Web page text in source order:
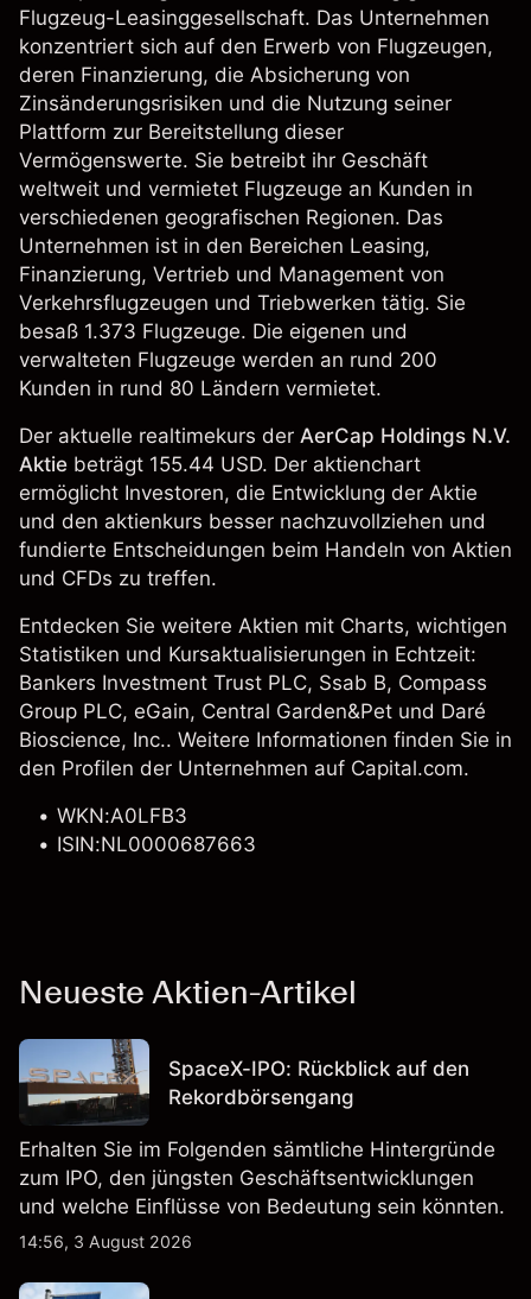
Flugzeug-Leasinggesellschaft. Das Unternehmen
konzentriert sich auf den Erwerb von Flugzeugen,
deren Finanzierung, die Absicherung von
Zinsänderungsrisiken und die Nutzung seiner
Plattform zur Bereitstellung dieser
Vermögenswerte. Sie betreibt ihr Geschäft
weltweit und vermietet Flugzeuge an Kunden in
verschiedenen geografischen Regionen. Das
Unternehmen ist in den Bereichen Leasing,
Finanzierung, Vertrieb und Management von
Verkehrsflugzeugen und Triebwerken tätig. Sie
besaß 1.373 Flugzeuge. Die eigenen und
verwalteten Flugzeuge werden an rund 200
Kunden in rund 80 Ländern vermietet.
Der aktuelle realtimekurs der AerCap Holdings N.V.
Aktie beträgt 155.44 USD. Der aktienchart
ermöglicht Investoren, die Entwicklung der Aktie
und den aktienkurs besser nachzuvollziehen und
fundierte Entscheidungen beim Handeln von Aktien
und CFDs zu treffen.
Entdecken Sie weitere Aktien mit Charts, wichtigen
Statistiken und Kursaktualisierungen in Echtzeit:
Bankers Investment Trust PLC, Ssab B, Compass
Group PLC, eGain, Central Garden&Pet und Daré
Bioscience, Inc.. Weitere Informationen finden Sie in
den Profilen der Unternehmen auf Capital.com.
WKN:A0LFB3
ISIN:NL0000687663
Neueste Aktien-Artikel
SpaceX-IPO: Rückblick auf den
Rekordbörsengang
Erhalten Sie im Folgenden sämtliche Hintergründe
zum IPO, den jüngsten Geschäftsentwicklungen
und welche Einflüsse von Bedeutung sein könnten.
14:56, 3 August 2026